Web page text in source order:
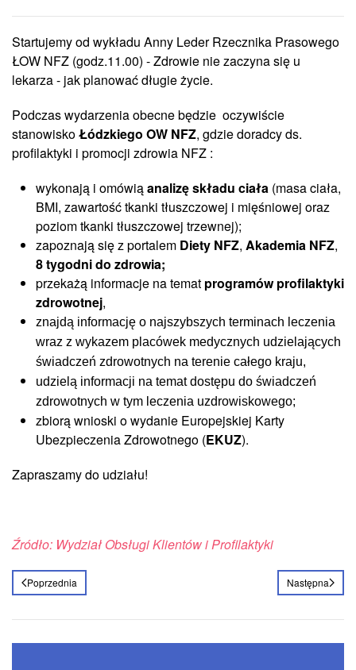
Startujemy od wykładu Anny Leder Rzecznika Prasowego
ŁOW NFZ (godz.11.00) - Zdrowie nie zaczyna się u
lekarza - jak planować długie życie.
Podczas wydarzenia obecne będzie oczywiście
stanowiskoŁódzkiego OW NFZ, gdzie doradcy ds.
profilaktyki i promocji zdrowia NFZ :
wykonają i omówiąanalizę składu ciała (masa ciała,
BMI, zawartość tkanki tłuszczowej i mięśniowej oraz
poziom tkanki tłuszczowej trzewnej);
zapoznają się z portalem Diety NFZ, Akademia NFZ,
8 tygodni do zdrowia;
przekażą informacje na temat programów profilaktyki
zdrowotnej,
znajdą informację o najszybszych terminach leczenia
wraz z wykazem placówek medycznych udzielających
świadczeń zdrowotnych na terenie całego kraju,
udzielą informacji na temat dostępu do świadczeń
zdrowotnych w tym leczenia uzdrowiskowego;
zbiorą wnioski o wydanie Europejskiej Karty
Ubezpieczenia Zdrowotnego (EKUZ).
Zapraszamy do udziału!
Źródło: Wydział Obsługi Klientów i Profilaktyki
Poprzednia Następna